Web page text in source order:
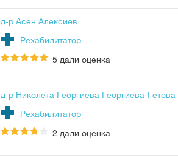
д-р Асен Алексиев
Рехабилитатор
5дали оценка
д-р Николета Георгиева Георгиева-Гетова
Рехабилитатор
2 дали оценка